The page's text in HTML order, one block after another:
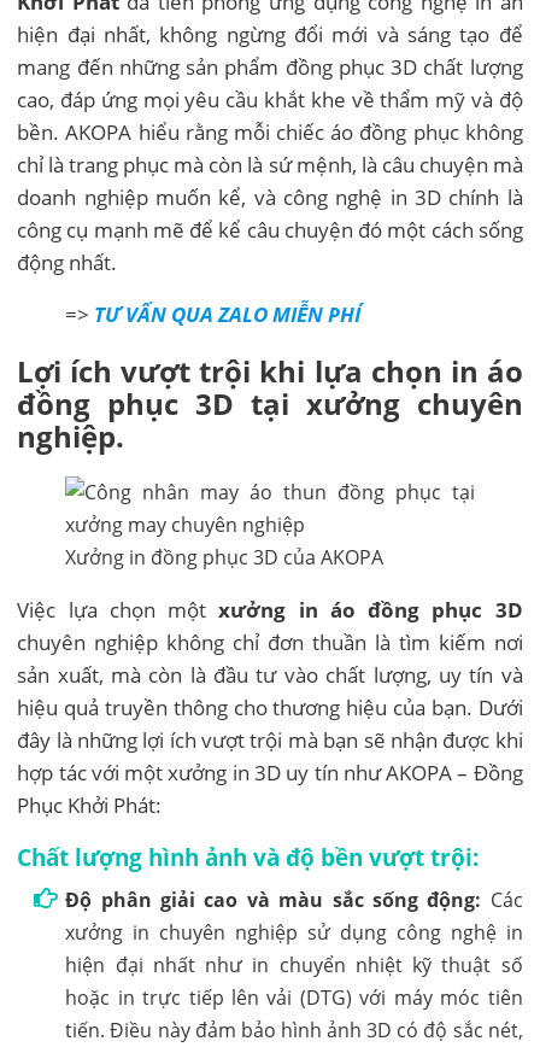
hiện đại nhất, không ngừng đổi mới và sáng tạo để
mang đến những sản phẩm đồng phục 3D chất lượng
cao, đáp ứng mọi yêu cầu khắt khe về thẩm mỹ và độ
bền. AKOPA hiểu rằng mỗi chiếc áo đồng phục không
chỉ là trang phục mà còn là sứ mệnh, là câu chuyện mà
doanh nghiệp muốn kể, và công nghệ in 3D chính là
công cụ mạnh mẽ để kể câu chuyện đó một cách sống
động nhất.
=> TƯ VẤN QUA ZALO MIỄN PHÍ
Lợi ích vượt trội khi lựa chọn in áo
đồng phục 3D tại xưởng chuyên
nghiệp.
Xưởng in đồng phục 3D của AKOPA
Việc lựa chọn mộtxưởng in áo đồng phục 3D
chuyên nghiệp không chỉ đơn thuần là tìm kiếm nơi
sản xuất, mà còn là đầu tư vào chất lượng, uy tín và
hiệu quả truyền thông cho thương hiệu của bạn. Dưới
đây là những lợi ích vượt trội mà bạn sẽ nhận được khi
hợp tác với một xưởng in 3D uy tín như AKOPA – Đồng
Phục Khởi Phát:
Chất lượng hình ảnh và độ bền vượt trội:
Độ phân giải cao và màu sắc sống động: Các
xưởng in chuyên nghiệp sử dụng công nghệ in
hiện đại nhất như in chuyển nhiệt kỹ thuật số
hoặc in trực tiếp lên vải (DTG) với máy móc tiên
tiến. Điều này đảm bảo hình ảnh 3D có độ sắc nét,